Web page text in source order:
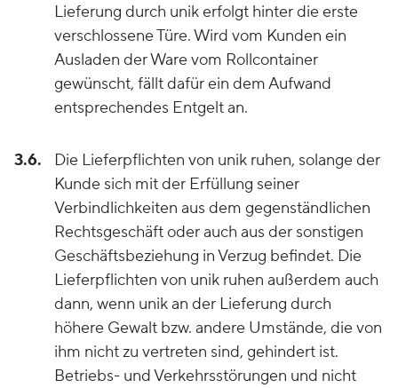
Lieferung durch unik erfolgt hinter die erste
verschlossene Türe. Wird vom Kunden ein
Ausladen der Ware vom Rollcontainer
gewünscht, fällt dafür ein dem Aufwand
entsprechendes Entgelt an.
3.6.
Die Lieferpflichten von unik ruhen, solange der
Kunde sich mit der Erfüllung seiner
Verbindlichkeiten aus dem gegenständlichen
Rechtsgeschäft oder auch aus der sonstigen
Geschäftsbeziehung in Verzug befindet. Die
Lieferpflichten von unik ruhen außerdem auch
dann, wenn unik an der Lieferung durch
höhere Gewalt bzw. andere Umstände, die von
ihm nicht zu vertreten sind, gehindert ist.
Betriebs- und Verkehrsstörungen und nicht